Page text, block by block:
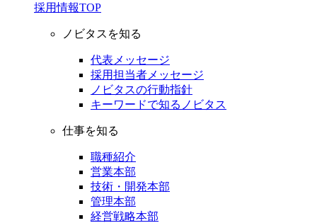
採用情報TOP
ノビタスを知る
代表メッセージ
採用担当者メッセージ
ノビタスの行動指針
キーワードで知るノビタス
仕事を知る
職種紹介
営業本部
技術・開発本部
管理本部
経営戦略本部